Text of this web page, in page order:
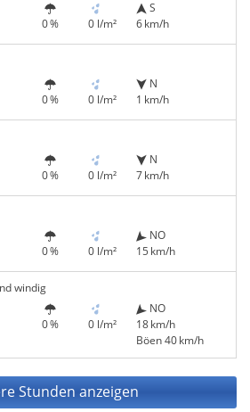
0 % 0 l/m²
S
6 km/h
0 % 0 l/m²
N
1 km/h
0 % 0 l/m²
N
7 km/h
0 % 0 l/m²
NO
15 km/h
windig
0 % 0 l/m²
NO
18 km/h
Böen 40 km/h
Stunden anzeigen